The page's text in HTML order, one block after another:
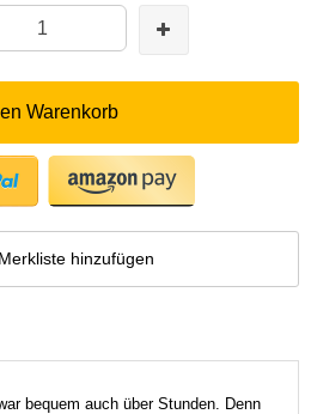
Warenkorb
hinzufügen
bequem auch über Stunden. Denn